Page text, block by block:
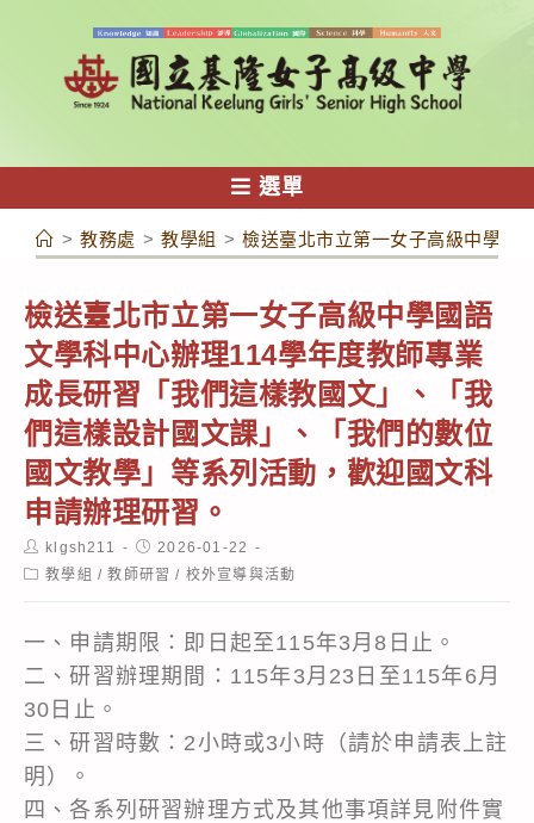
容
選單
> 教務處 > 教學組 > 檢送臺北市立第一女子高級中學國
檢送臺北市立第一女子高級中學國語
文學科中心辦理114學年度教師專業
成長研習「我們這樣教國文」、「我
們這樣設計國文課」、「我們的數位
國文教學」等系列活動，歡迎國文科
申請辦理研習。
Post
author:
klgsh211
Post
published:
2026-01-22
Post教學組 / 教師研習 / 校外宣導與活動
一、申請期限：即日起至115年3月8日止。
二、研習辦理期間：115年3月23日至115年6月
30日止。
三、研習時數：2小時或3小時（請於申請表上註
明）。
四、各系列研習辦理方式及其他事項詳見附件實